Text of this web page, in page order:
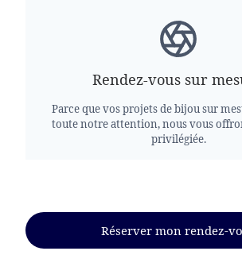
Rendez-vous sur
Parce que vos projets de bijou sur
toute notre attention, nous vous
privilégiée.
Réserver mon rendez-